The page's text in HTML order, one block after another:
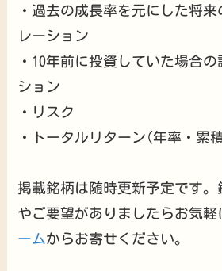
・過去の成長率を元にした将来
レーション
・10年前に投資していた場合
ション
・リスク
・トータルリターン(年率・累
掲載銘柄は随時更新予定です。
やご要望がありましたらお気軽
ームからお寄せください。